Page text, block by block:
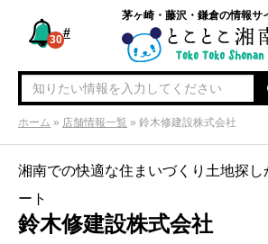
#
30
茅ヶ崎・藤沢・鎌倉の情報サ
ホーム » 店舗情報一覧 » 鈴木修建設株式会社
湘南での快適な住まいづくり土地探し
ート
鈴木修建設株式会社